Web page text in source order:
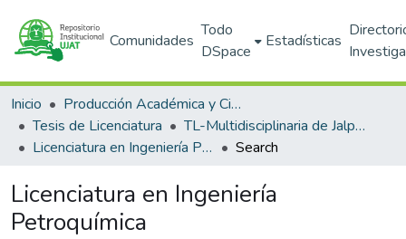
Comunidades
Todo
DSpace
Estadísticas
Inicio
Producción Académica y Científica
Tesis de Licenciatura
TL-Multidisciplinaria de Jalpa de Mendez (DAMJM)
Licenciatura en Ingeniería Petroquímica
Search
Licenciatura en Ingeniería
Petroquímica